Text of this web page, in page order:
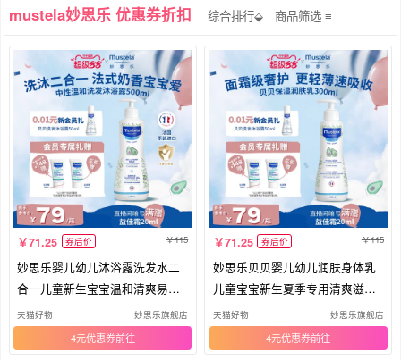
mustela妙思乐 优惠券折扣 综合排行⬙ 商品筛选
71.25 券后价 115
妙思乐婴儿幼儿沐浴露洗发水二
合一儿童新生宝宝温和清爽易清
洗
天猫好物 妙思乐旗舰店
4元优惠券
71.25 券后价 115
妙思乐贝贝婴儿幼儿润肤身体乳
儿童宝宝新生夏季专用清爽滋润
正品
天猫好物 妙思乐旗舰店
4元优惠券